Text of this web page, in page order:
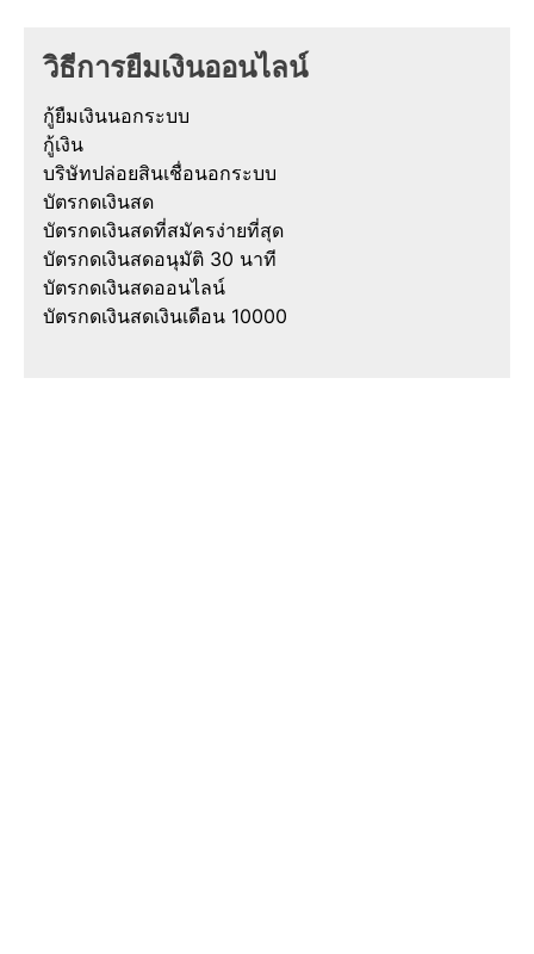
วิธีการยืมเงินออนไลน์
กู้ยืมเงินนอกระบบ
กู้เงิน
บริษัทปล่อยสินเชื่อนอกระบบ
บัตรกดเงินสด
บัตรกดเงินสดที่สมัครง่ายที่สุด
บัตรกดเงินสดอนุมัติ 30 นาที
บัตรกดเงินสดออนไลน์
บัตรกดเงินสดเงินเดือน 10000